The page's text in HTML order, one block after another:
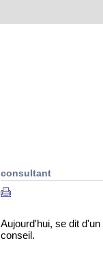
consultant
Aujourd'hui, se dit d'un
conseil.